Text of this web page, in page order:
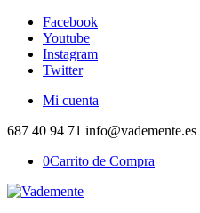
Facebook
Youtube
Instagram
Twitter
Mi cuenta
687 40 94 71 info@vademente.es
0Carrito de Compra